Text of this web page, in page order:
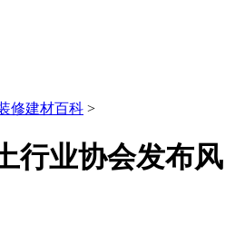
修建材百科 >
行业协会发布风